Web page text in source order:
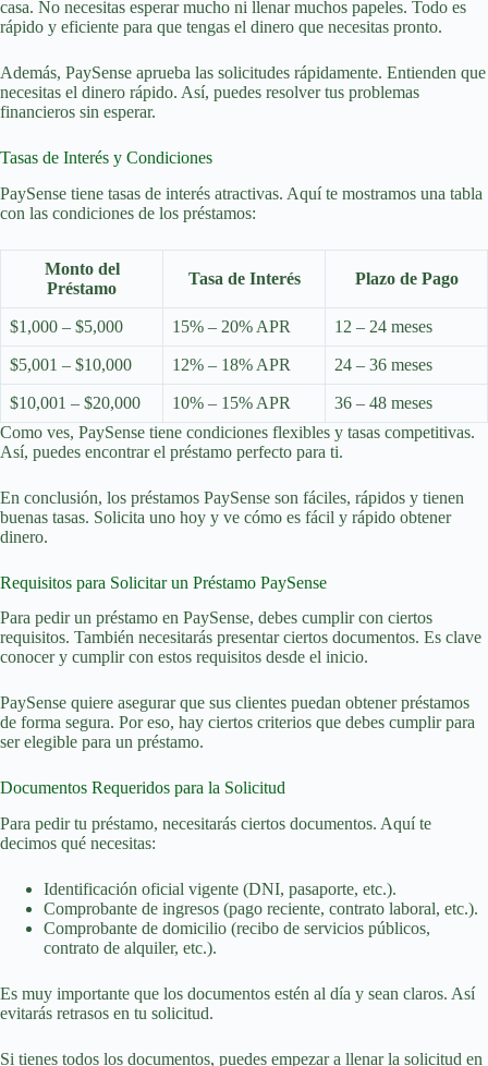
casa. No necesitas esperar mucho ni llenar muchos papeles. Todo es
rápido y eficiente para que tengas el dinero que necesitas pronto.
Además, PaySense aprueba las solicitudes rápidamente. Entienden que
necesitas el dinero rápido. Así, puedes resolver tus problemas
financieros sin esperar.
Tasas de Interés y Condiciones
PaySense tiene tasas de interés atractivas. Aquí te mostramos una tabla
con las condiciones de los préstamos:
Monto del
Préstamo
Tasa de Interés Plazo de Pago
$1,000 – $5,000 15% – 20% APR 12 – 24 meses
$5,001 – $10,000 12% – 18% APR 24 – 36 meses
$10,001 – $20,000 10% – 15% APR
36 – 48 meses
Como ves, PaySense tiene condiciones flexibles y tasas competitivas.
Así, puedes encontrar el préstamo perfecto para ti.
En conclusión, los préstamos PaySense son fáciles, rápidos y tienen
buenas tasas. Solicita uno hoy y ve cómo es fácil y rápido obtener
dinero.
Requisitos para Solicitar un Préstamo PaySense
Para pedir un préstamo en PaySense, debes cumplir con ciertos
requisitos. También necesitarás presentar ciertos documentos. Es clave
conocer y cumplir con estos requisitos desde el inicio.
PaySense quiere asegurar que sus clientes puedan obtener préstamos
de forma segura. Por eso, hay ciertos criterios que debes cumplir para
ser elegible para un préstamo.
Documentos Requeridos para la Solicitud
Para pedir tu préstamo, necesitarás ciertos documentos. Aquí te
decimos qué necesitas:
Identificación oficial vigente (DNI, pasaporte, etc.).
Comprobante de ingresos (pago reciente, contrato laboral, etc.).
Comprobante de domicilio (recibo de servicios públicos,
contrato de alquiler, etc.).
Es muy importante que los documentos estén al día y sean claros. Así
evitarás retrasos en tu solicitud.
Si tienes todos los documentos, puedes empezar a llenar la solicitud en